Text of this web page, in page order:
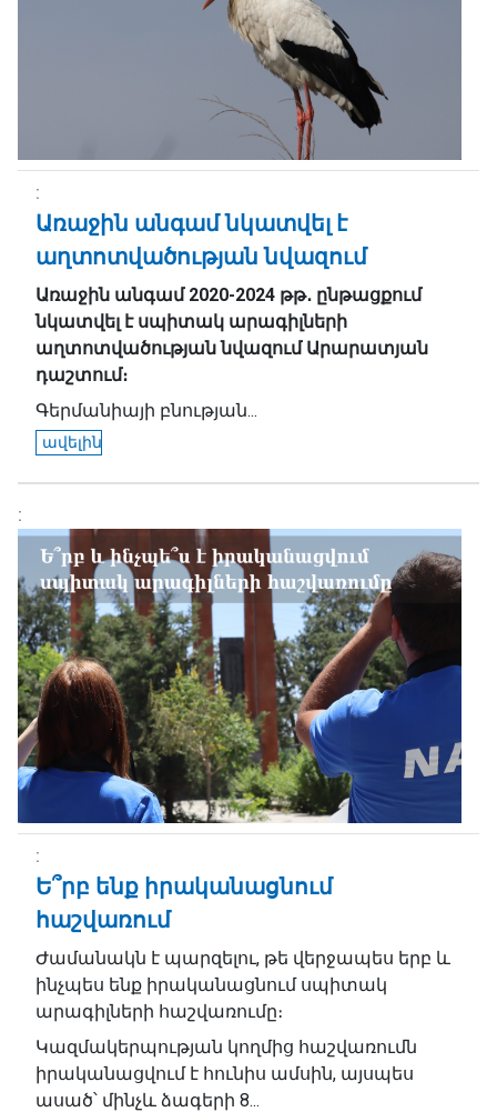
Առաջին անգամ նկատվել է
աղտոտվածության նվազում
Առաջին անգամ 2020-2024 թթ․ ընթացքում
նկատվել է սպիտակ արագիլների
աղտոտվածության նվազում Արարատյան
դաշտում։
Գերմանիայի բնության...
ավելին
Ե՞րբ ենք իրականացնում
հաշվառում
Ժամանակն է պարզելու, թե վերջապես երբ և
ինչպես ենք իրականացնում սպիտակ
արագիլների հաշվառումը։
Կազմակերպության կողմից հաշվառումն
իրականացվում է հունիս ամսին, այսպես
ասած՝ մինչև ձագերի 8...